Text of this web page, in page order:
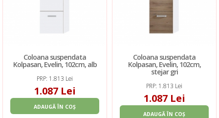
Coloana suspendata
Kolpasan, Evelin, 102cm, alb
PRP: 1.813 Lei
1.087 Lei
ADAUGĂ ÎN COȘ
Coloana suspendata
Kolpasan, Evelin, 102cm,
stejar gri
PRP: 1.813 Lei
1.087 Lei
ADAUGĂ ÎN COȘ